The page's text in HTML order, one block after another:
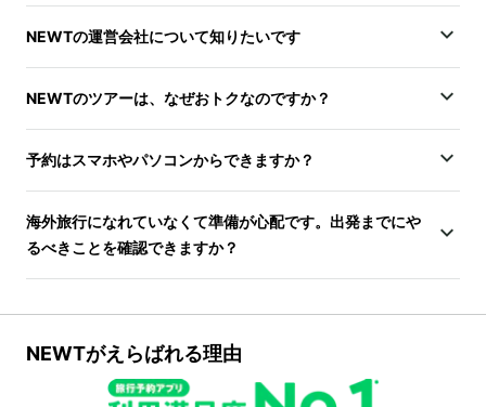
NEWTの運営会社について知りたいです
NEWTのツアーは、なぜおトクなのですか？
予約はスマホやパソコンからできますか？
海外旅行になれていなくて準備が心配です。出発までにや
るべきことを確認できますか？
NEWTがえらばれる理由